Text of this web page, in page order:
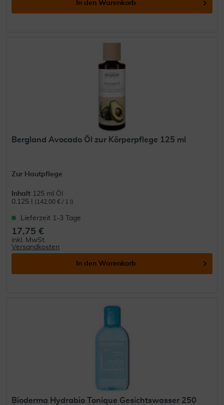
In den Warenkorb
Bergland Avocado Öl zur Körperpflege 125 ml
Zur Hautpflege
Inhalt 125 ml Öl
0.125 l
(142,00 € / 1 l)
Lieferzeit 1-3 Tage
17,75 €
inkl. MwSt.
Versandkosten
In den Warenkorb
Bioderma Hydrabio Tonique Gesichtswasser 250